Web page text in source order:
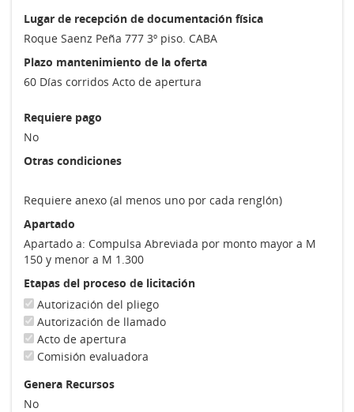
Lugar de recepción de documentación física
Roque Saenz Peña 777 3º piso. CABA
Plazo mantenimiento de la oferta
60 Días corridos Acto de apertura
Requiere pago
No
Otras condiciones
Requiere anexo (al menos uno por cada renglón)
Apartado
Apartado a: Compulsa Abreviada por monto mayor a M
150 y menor a M 1.300
Etapas del proceso de licitación
Autorización del pliego
Autorización de llamado
Acto de apertura
Comisión evaluadora
Genera Recursos
No